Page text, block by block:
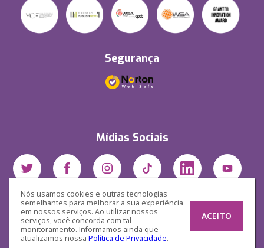
Nós usamos cookies e outras tecnologias
semelhantes para melhorar a sua experiência
em nossos serviços. Ao utilizar nossos
serviços, você concorda com tal
monitoramento. Informamos ainda que
atualizamos nossa Política de Privacidade.
ACEITO
Segurança
Mídias Sociais